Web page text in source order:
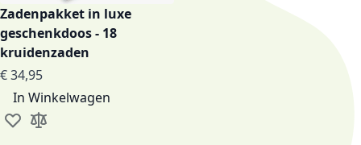
Zadenpakket in luxe
geschenkdoos - 18
kruidenzaden
€ 34,95
In Winkelwagen
Voeg toe aan verlanglijst
Toevoegen om te vergelijken